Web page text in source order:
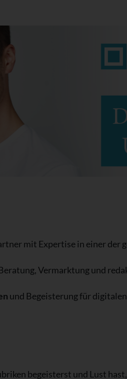
mit Expertise in einer der
Vermarktung und
und Begeisterung für
begeisterst und Lust